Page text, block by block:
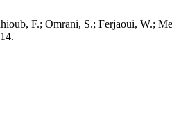
F.; Omrani, S.; Ferjaoui, W.;